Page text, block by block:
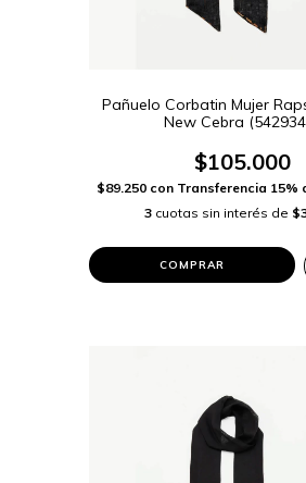
Pañuelo Corbatin Mujer
New Cebra
$105.000
$89.250 con Transferencia 15%
3 cuotas sin interés de
COMPRAR